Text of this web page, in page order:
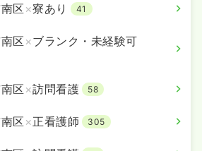
区 ×寮あり 41
区 ×ブランク・未経験可
区 ×訪問看護 58
区 ×正看護師 305